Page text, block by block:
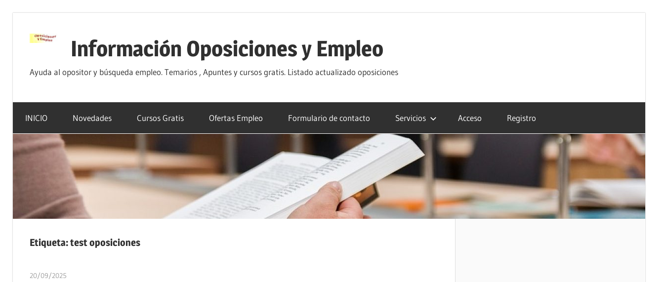
Información Oposiciones y Empleo
Ayuda al opositor y búsqueda empleo. Temarios , Apuntes y cursos gratis. Listado actualizado oposiciones
INICIO Novedades Cursos Gratis Ofertas Empleo Formulario de contacto Servicios Acceso Registro
Etiqueta:test oposiciones
20/09/2025